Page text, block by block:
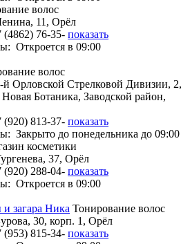
волос
11, Орёл
(4862) 76-35- показать
Откроется в 09:00
волос
й Орловской Стрелковой Дивизии, 2,
Ботаника, Заводской район,
(920) 813-37- показать
Закрыто до понедельника до 09:00
косметики
37, Орёл
(920) 288-04- показать
Откроется в 09:00
загара Ника Тонирование волос
30, корп. 1, Орёл
(953) 815-34- показать